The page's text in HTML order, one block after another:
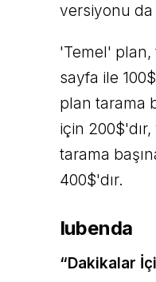
versiyonu da
'Temel' plan,
sayfa ile
plan tarama
için
tarama
400$'dır.
Iubenda
“Dakikalar